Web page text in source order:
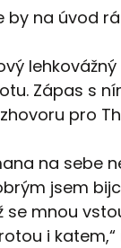
by na úvod
Zápas s
pro
na sebe
jsem
se mnou
i katem,“